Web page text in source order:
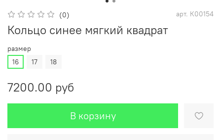
(0) арт. К00154
Кольцо синее мягкий квадрат
размер
16
17 18
7200.00 руб
В корзину